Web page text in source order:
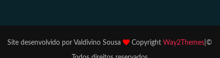
Site desenvolvido por Valdivino Sousa Copyright Way2Themes |©